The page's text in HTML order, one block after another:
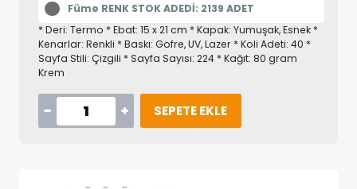
Füme RENK STOK ADEDİ: 2139 ADET
* Deri: Termo * Ebat: 15 x 21 cm * Kapak: Yumuşak, Esnek *
Kenarlar: Renkli * Baskı: Gofre, UV, Lazer * Koli Adeti: 40 *
Sayfa Stili: Çizgili * Sayfa Sayısı: 224 * Kağıt: 80 gram
Krem
SEPETE EKLE